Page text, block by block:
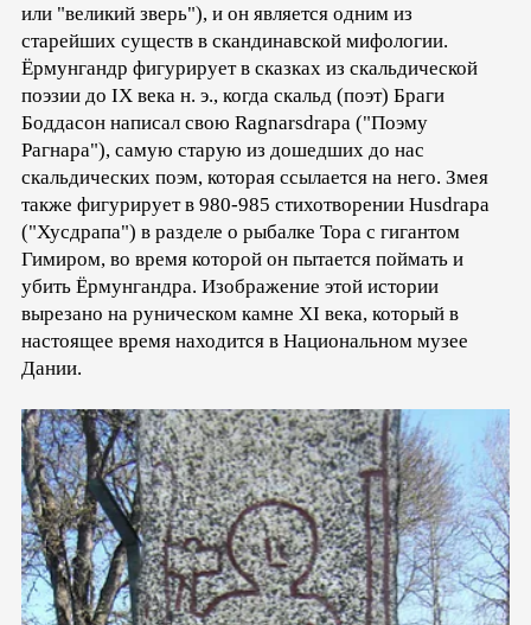
или "великий зверь"), и он является одним из
старейших существ в скандинавской мифологии.
Ёрмунгандр фигурирует в сказках из скальдической
поэзии до IX века н. э., когда скальд (поэт) Браги
Боддасон написал свою Ragnarsdrapa ("Поэму
Рагнара"), самую старую из дошедших до нас
скальдических поэм, которая ссылается на него. Змея
также фигурирует в 980-985 стихотворении Husdrapa
("Хусдрапа") в разделе о рыбалке Тора с гигантом
Гимиром, во время которой он пытается поймать и
убить Ёрмунгандра. Изображение этой истории
вырезано на руническом камне XI века, который в
настоящее время находится в Национальном музее
Дании.